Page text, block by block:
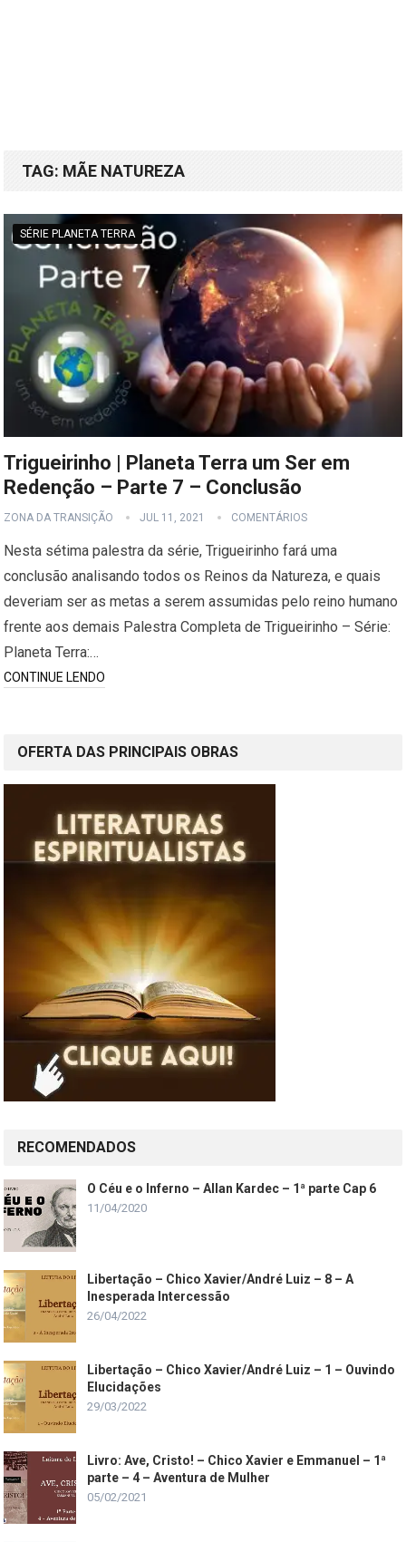
TAG: MÃE NATUREZA
SÉRIE PLANETA TERRA
Trigueirinho | Planeta Terra um Ser em
Redenção – Parte 7 – Conclusão
ZONA DA TRANSIÇÃO JUL 11, 2021 COMENTÁRIOS
Nesta sétima palestra da série, Trigueirinho fará uma
conclusão analisando todos os Reinos da Natureza, e quais
deveriam ser as metas a serem assumidas pelo reino humano
frente aos demais Palestra Completa de Trigueirinho – Série:
Planeta Terra:…
CONTINUE LENDO
OFERTA DAS PRINCIPAIS OBRAS
RECOMENDADOS
O Céu e o Inferno – Allan Kardec – 1ª parte Cap 6
11/04/2020
Libertação – Chico Xavier/André Luiz – 8 – A
Inesperada Intercessão
26/04/2022
Libertação – Chico Xavier/André Luiz – 1 – Ouvindo
Elucidações
29/03/2022
Livro: Ave, Cristo! – Chico Xavier e Emmanuel – 1ª
parte – 4 – Aventura de Mulher
05/02/2021